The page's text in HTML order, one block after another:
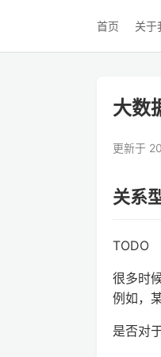
首页 关于
大数
更新于
关系
TODO
很多时
例如，
是否对